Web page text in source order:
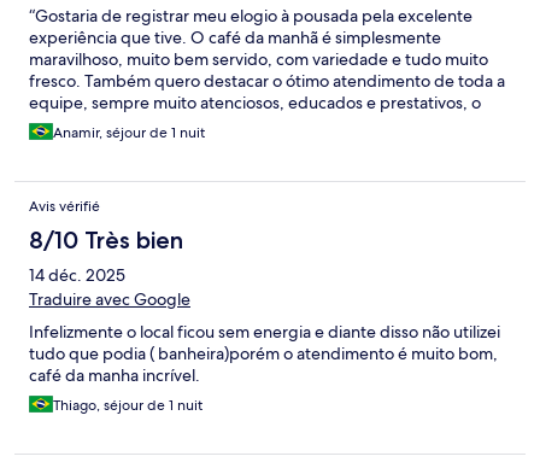
“Gostaria de registrar meu elogio à pousada pela excelente
experiência que tive. O café da manhã é simplesmente
maravilhoso, muito bem servido, com variedade e tudo muito
fresco. Também quero destacar o ótimo atendimento de toda a
equipe, sempre muito atenciosos, educados e prestativos, o
que fez toda a diferença na estadia. Com certeza é um lugar que
recomendo e pretendo voltar.”
Anamir, séjour de 1 nuit
Avis vérifié
8/10 Très bien
14 déc. 2025
Traduire avec Google
Infelizmente o local ficou sem energia e diante disso não utilizei
tudo que podia ( banheira)porém o atendimento é muito bom,
café da manha incrível.
Thiago, séjour de 1 nuit